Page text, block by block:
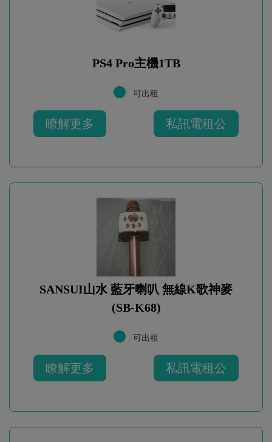
PS4 Pro主機1TB
可出租
瞭解更多 私訊電租公
SANSUI山水 藍牙喇叭 無線K歌神麥
(SB-K68)
可出租
瞭解更多 私訊電租公